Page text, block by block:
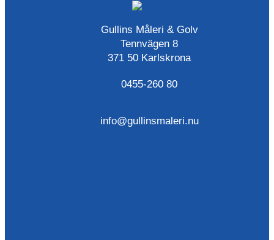
Gullins Måleri & Golv
Tennvägen 8
371 50 Karlskrona
0455-260 80
info@gullinsmaleri.nu